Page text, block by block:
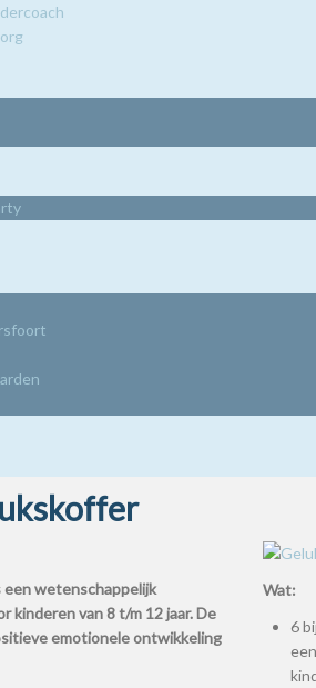
wetenschappelijk
kinderen van 8 t/m 12 jaar. De
emotionele ontwikkeling
Wat:
6